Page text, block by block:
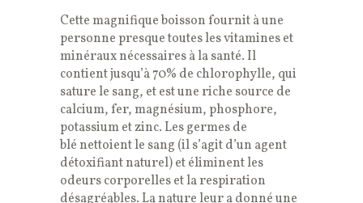
Cette magnifique boisson fournit à une
personne presque toutes les vitamines et
minéraux nécessaires à la santé. Il
contient jusqu’à 70% de chlorophylle, qui
sature le sang, et est une riche source de
calcium, fer, magnésium, phosphore,
potassium et zinc. Les germes de
blé nettoient le sang (il s’agit d’un agent
détoxifiant naturel) et éliminent les
odeurs corporelles et la respiration
désagréables. La nature leur a donné une